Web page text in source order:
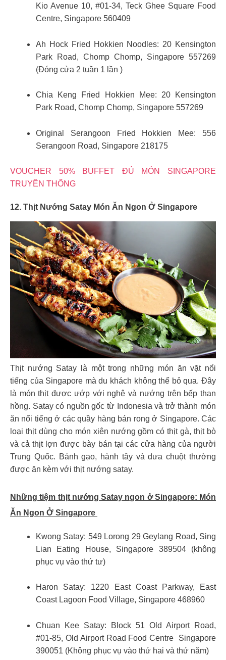
Kio Avenue 10, #01-34, Teck Ghee Square Food
Centre, Singapore 560409
Ah Hock Fried Hokkien Noodles: 20 Kensington
Park Road, Chomp Chomp, Singapore 557269
(Đóng cửa 2 tuần 1 lần )
Chia Keng Fried Hokkien Mee: 20 Kensington
Park Road, Chomp Chomp, Singapore 557269
Original Serangoon Fried Hokkien Mee: 556
Serangoon Road, Singapore 218175
VOUCHER 50% BUFFET ĐỦ MÓN SINGAPORE
TRUYỀN THỐNG
12. Thịt Nướng Satay Món Ăn Ngon Ở Singapore
Thịt nướng Satay là một trong những món ăn vặt nổi
tiếng của Singapore mà du khách không thể bỏ qua. Đây
là món thịt được ướp với nghệ và nướng trên bếp than
hồng. Satay có nguồn gốc từ Indonesia và trở thành món
ăn nổi tiếng ở các quầy hàng bán rong ở Singapore. Các
loại thịt dùng cho món xiên nướng gồm có thịt gà, thịt bò
và cả thịt lợn được bày bán tại các cửa hàng của người
Trung Quốc. Bánh gạo, hành tây và dưa chuột thường
được ăn kèm với thịt nướng satay.
Những tiệm thịt nướng Satay ngon ở Singapore: Món
Ăn Ngon Ở Singapore
Kwong Satay: 549 Lorong 29 Geylang Road, Sing
Lian Eating House, Singapore 389504 (không
phục vụ vào thứ tư)
Haron Satay: 1220 East Coast Parkway, East
Coast Lagoon Food Village, Singapore 468960
Chuan Kee Satay: Block 51 Old Airport Road,
#01-85, Old Airport Road Food Centre Singapore
390051 (Không phục vụ vào thứ hai và thứ năm)